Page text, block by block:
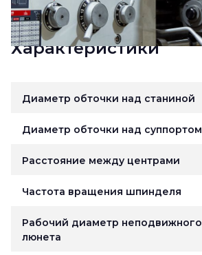
Характеристики
Диаметр обточки над станиной
Диаметр обточки над суппортом
Расстояние между центрами
Частота вращения шпинделя
Рабочий диаметр неподвижного
люнета